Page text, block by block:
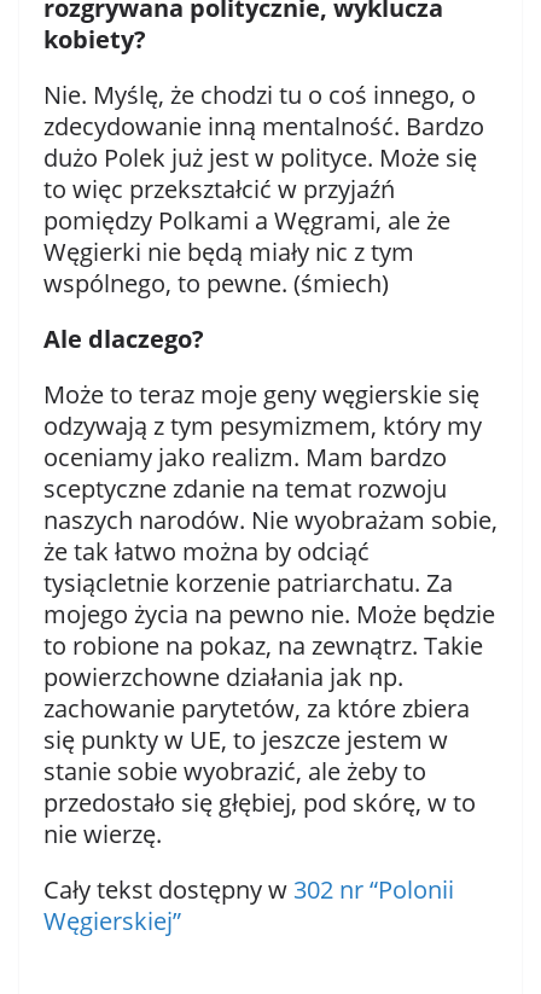
rozgrywana politycznie, wyklucza
kobiety?
Nie. Myślę, że chodzi tu o coś innego, o
zdecydowanie inną mentalność. Bardzo
dużo Polek już jest w polityce. Może się
to więc przekształcić w przyjaźń
pomiędzy Polkami a Węgrami, ale że
Węgierki nie będą miały nic z tym
wspólnego, to pewne. (śmiech)
Ale dlaczego?
Może to teraz moje geny węgierskie się
odzywają z tym pesymizmem, który my
oceniamy jako realizm. Mam bardzo
sceptyczne zdanie na temat rozwoju
naszych narodów. Nie wyobrażam sobie,
że tak łatwo można by odciąć
tysiącletnie korzenie patriarchatu. Za
mojego życia na pewno nie. Może będzie
to robione na pokaz, na zewnątrz. Takie
powierzchowne działania jak np.
zachowanie parytetów, za które zbiera
się punkty w UE, to jeszcze jestem w
stanie sobie wyobrazić, ale żeby to
przedostało się głębiej, pod skórę, w to
nie wierzę.
Cały tekst dostępny w 302 nr “Polonii
Węgierskiej”